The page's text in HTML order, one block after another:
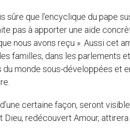
sûre que l’encyclique du pape
pas à apporter une aide
nous avons reçu ». Aussi cet
familles, dans les parlements
du monde sous-développées et
certaine façon, seront
Dieu, redécouvert Amour, attirera